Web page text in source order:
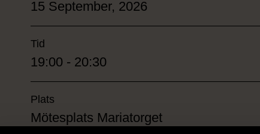
15 September, 2026
Tid
19:00 - 20:30
Plats
Mötesplats Mariatorget